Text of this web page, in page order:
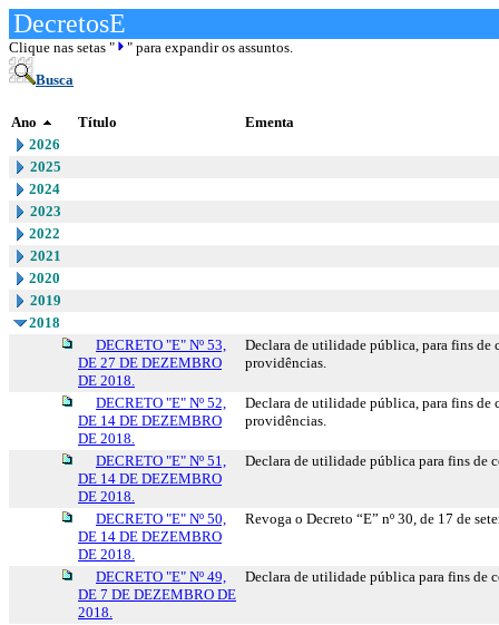
DecretosE
Clique nas setas "
" para expandir os assuntos.
Busca
Ano Título
Ementa
2026
2025
2024
2023
2022
2021
2020
2019
2018
DECRETO "E" Nº 53,
DE 27 DE DEZEMBRO
DE 2018.
Declara de utilidade pública, para fins de
providências.
DECRETO "E" Nº 52,
DE 14 DE DEZEMBRO
DE 2018.
Declara de utilidade pública, para fins de
providências.
DECRETO "E" Nº 51,
DE 14 DE DEZEMBRO
DE 2018.
Declara de utilidade pública para fins de
DECRETO "E" Nº 50,
DE 14 DE DEZEMBRO
DE 2018.
Revoga o Decreto “E” nº 30, de 17 de
DECRETO "E" Nº 49,
DE 7 DE DEZEMBRO DE
2018.
Declara de utilidade pública para fins de